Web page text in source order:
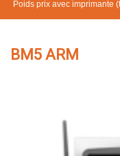
Poids prix avec imprimante
BM5 ARM